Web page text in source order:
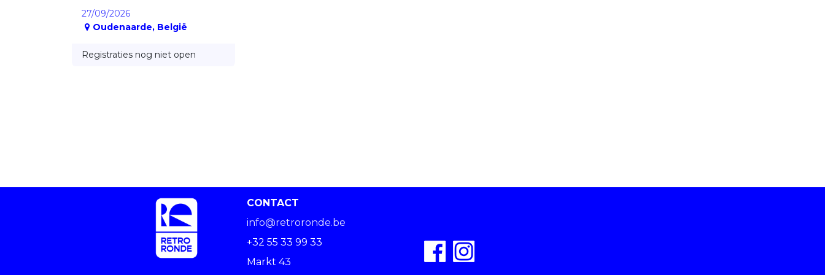
27/09/2026
Oudenaarde, België
Registraties nog niet open
CONTACT
info@retroronde.be
+32 55 33 99 33
Markt 43